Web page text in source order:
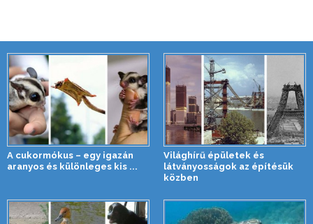
A cukormókus – egy igazán
aranyos és különleges kis ...
Világhírű épületek és
látványosságok az építésük
közben